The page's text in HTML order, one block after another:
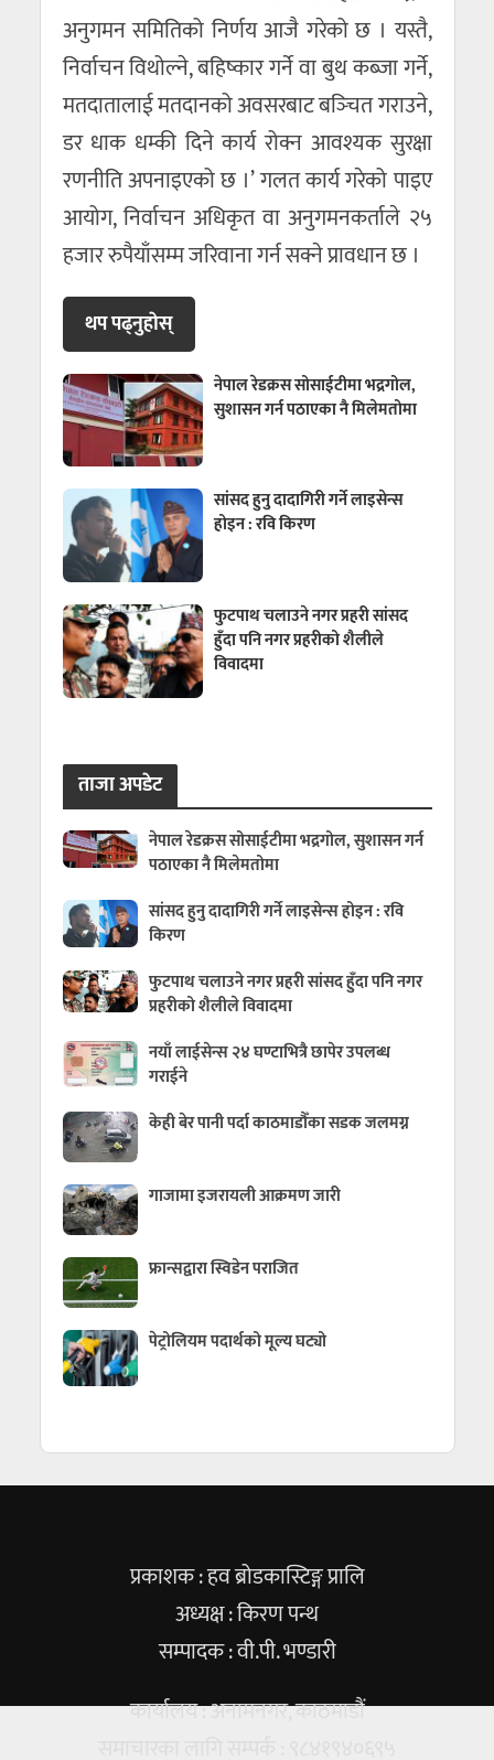
अनुगमन समितिको निर्णय आजै गरेको छ । यस्तै,
निर्वाचन विथोल्ने, बहिष्कार गर्ने वा बुथ कब्जा गर्ने,
मतदातालाई मतदानको अवसरबाट बञ्‍चित गराउने,
डर धाक धम्की दिने कार्य रोक्न आवश्यक सुरक्षा
रणनीति अपनाइएको छ ।’ गलत कार्य गरेको पाइए
आयोग, निर्वाचन अधिकृत वा अनुगमनकर्ताले २५
हजार रुपैयाँसम्म जरिवाना गर्न सक्ने प्रावधान छ ।
थप पढ्नुहाेस्
नेपाल रेडक्रस सोसाईटीमा भद्रगोल,
सुशासन गर्न पठाएका नै मिलेमतोमा
सांसद हुनु दादागिरी गर्ने लाइसेन्स
होइन : रवि किरण
फुटपाथ चलाउने नगर प्रहरी सांसद
हुँदा पनि नगर प्रहरीको शैलीले
विवादमा
ताजा अपडेट
नेपाल रेडक्रस सोसाईटीमा भद्रगोल, सुशासन गर्न
पठाएका नै मिलेमतोमा
सांसद हुनु दादागिरी गर्ने लाइसेन्स होइन : रवि
किरण
फुटपाथ चलाउने नगर प्रहरी सांसद हुँदा पनि नगर
प्रहरीको शैलीले विवादमा
नयाँ लाईसेन्स २४ घण्टाभित्रै छापेर उपलब्ध
गराईने
केही बेर पानी पर्दा काठमाडौँका सडक जलमग्न
गाजामा इजरायली आक्रमण जारी
फ्रान्सद्वारा स्विडेन पराजित
पेट्रोलियम पदार्थको मूल्य घट्यो
प्रकाशक : हव ब्रोडकास्टिङ्ग प्रालि
अध्यक्ष : किरण पन्थ
सम्पादक : वी.पी. भण्डारी
कार्यालय : अनामनगर, काठमाडौं